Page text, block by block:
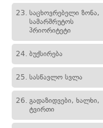
23. საცხოვრებელი ზონა,
სამარშრუტოს
პრიორიტეტი
24. ბუქსირება
25. სასწავლო სვლა
26. გადაზიდვები, ხალხი,
ტვირთი